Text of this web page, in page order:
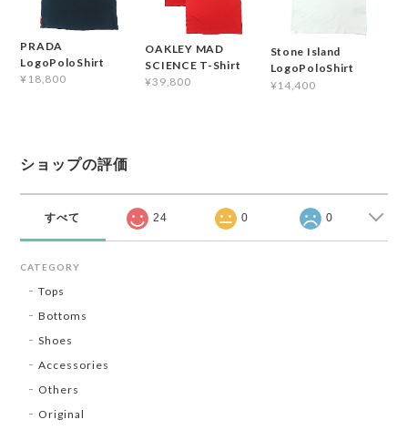
PRADA
LogoPoloShirt
¥18,800
OAKLEY MAD
SCIENCE T-Shirt
¥39,800
Stone Island
LogoPoloShirt
¥14,400
ショップの評価
すべて 24 0 0
CATEGORY
Tops
Bottoms
Shoes
Accessories
Others
Original